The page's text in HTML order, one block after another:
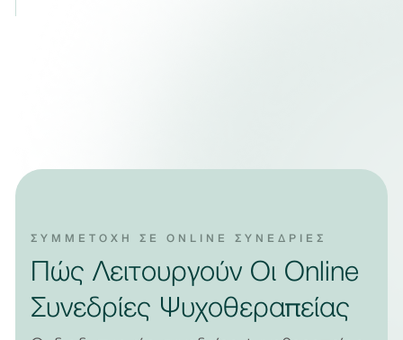
ΣΥΜΜΕΤΟΧΗ ΣΕ ONLINE ΣΥΝΕΔΡΙΕΣ
Πώς Λειτουργούν Οι Online
Συνεδρίες Ψυχοθεραπείας